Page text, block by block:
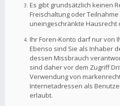
Es gibt grundsätzlich keinen
Freischaltung oder Teilnahme
uneingeschränkte Hausrecht
Ihr Foren-Konto darf nur von
Ebenso sind Sie als Inhaber
dessen Missbrauch
sind daher vor dem Zugriff
Verwendung von
Internetadressen als
erlaubt.